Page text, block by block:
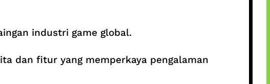
industri game global.
dan fitur yang memperkaya pengalaman